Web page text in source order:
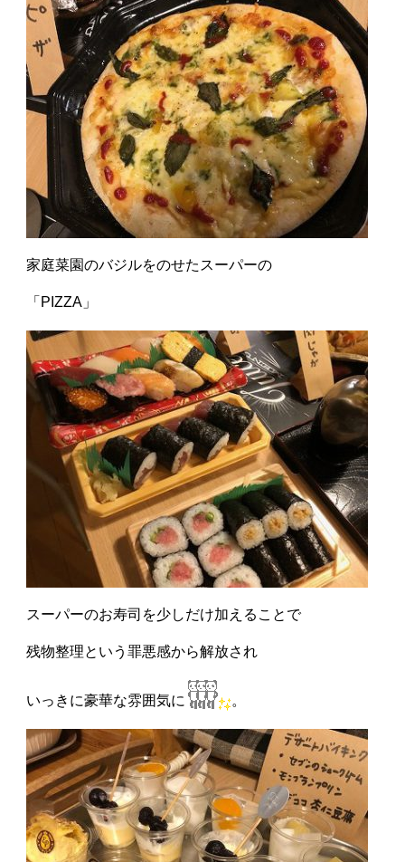
家庭菜園のバジルをのせたスーパーの
「PIZZA」
スーパーのお寿司を少しだけ加えることで
残物整理という罪悪感から解放され
いっきに豪華な雰囲気に 。